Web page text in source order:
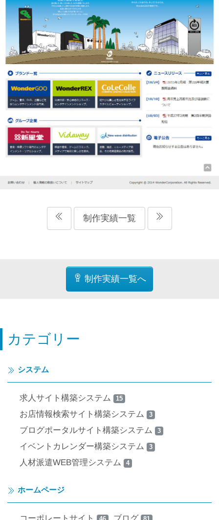
制作実績一覧
制作実績一覧へ
カテゴリー
システム
求人サイト構築システム 15
お店情報検索サイト構築システム 3
ブログポータルサイト構築システム 3
イベントカレンダー構築システム 3
人材派遣WEB管理システム 4
ホームページ